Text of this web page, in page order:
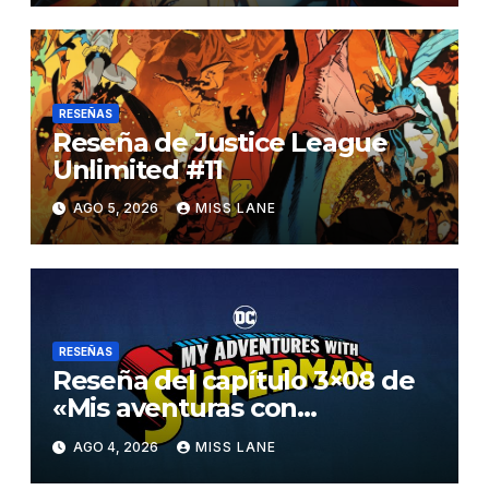
RESEÑAS
Reseña de Justice League
Unlimited #11
AGO 5, 2026 MISS LANE
RESEÑAS
Reseña del capítulo 3×08 de
«Mis aventuras con
Superman»
AGO 4, 2026 MISS LANE